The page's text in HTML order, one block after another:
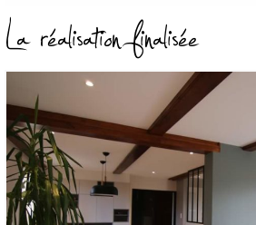
La réalisation finalisée